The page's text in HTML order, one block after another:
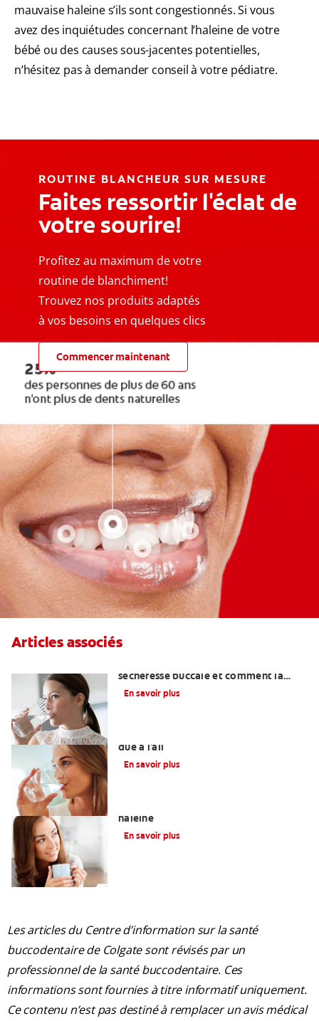
mauvaise haleine s’ils sont congestionnés. Si vous
avez des inquiétudes concernant l’haleine de votre
bébé ou des causes sous-jacentes potentielles,
n’hésitez pas à demander conseil à votre pédiatre.
ROUTINE BLANCHEUR SUR MESURE
Faites ressortir l'éclat de
votre sourire!
Profitez au maximum de votre
routine de blanchiment!
Trouvez nos produits adaptés
à vos besoins en quelques clics
Commencer maintenant
Articles associés
sécheresse buccale et comment la
traiter
En savoir plus
due à l'ail
En savoir plus
haleine
En savoir plus
Les articles du Centre d’information sur la santé
buccodentaire de Colgate sont révisés par un
professionnel de la santé buccodentaire. Ces
informations sont fournies à titre informatif uniquement.
Ce contenu n’est pas destiné à remplacer un avis médical